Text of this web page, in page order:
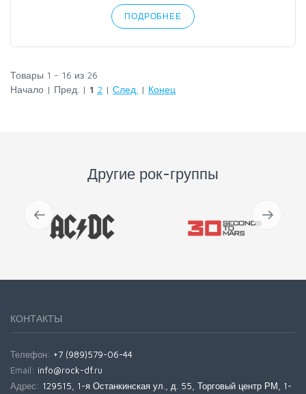
ПОДРОБНЕЕ
Товары 1 - 16 из 26
Начало | Пред. | 1 2 | След. | Конец
Другие рок-группы
КОНТАКТЫ
Телефон: +7 (989)579-06-44
Email: info@rock-df.ru
Адрес: 129515, 1-я Останкинская ул., д. 55, Торговый центр РМ, 1-